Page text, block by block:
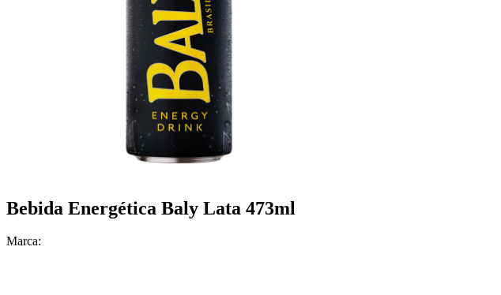
Bebida Energética Baly Lata 473ml
Marca: